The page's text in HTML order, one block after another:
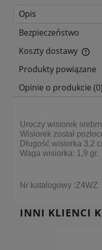
Opis
Bezpieczeństwo
Koszty dostawy
Cena nie zawiera
Produkty powiązane
Opinie o produkcie (0)
Uroczy wisiorek
Wisiorek został
Długość wisiorka 3,2
Waga wisiorka: 1,9 gr.
Nr katalogowy :Z4WZ
INNI KLIENCI